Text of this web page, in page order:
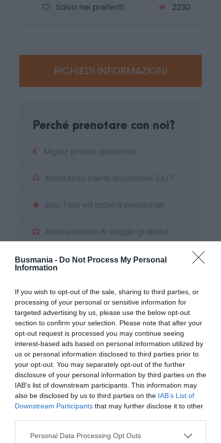
Busmania - Do Not Process My Personal
Information
If you wish to opt-out of the sale, sharing to third parties, or
processing of your personal or sensitive information for
targeted advertising by us, please use the below opt-out
section to confirm your selection. Please note that after your
opt-out request is processed you may continue seeing
interest-based ads based on personal information utilized by
us or personal information disclosed to third parties prior to
your opt-out. You may separately opt-out of the further
disclosure of your personal information by third parties on the
IAB’s list of downstream participants. This information may
also be disclosed by us to third parties on the IAB’s List of
Downstream Participants that may further disclose it to other
Personal Data Processing Opt Outs
Salva nei preferiti 2230
RICHIEDI INFORMAZIONI
Perché prenotare con noi?
Miglior prezzo garantito
Assistenza clienti disponibile 24/7
Solo Tour ed attività selezionati
Assicurazione di viaggio gratuita
Hai altre domande?
Non esitare a contattarci. Il nostro
team di travel expert sarà felice di
parlare con te.
0824 482030
+39 345 9389788
info@busmania.it
Assicurazione (prestazioni sanitarie h24 e
La Quota NON include
Biglietto di ingresso
comprende”